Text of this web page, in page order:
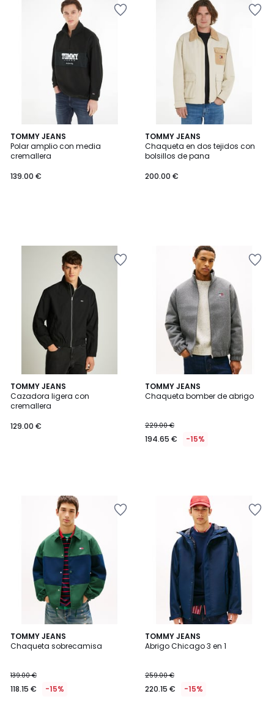
TOMMY JEANS
Polar amplio con media
cremallera
€.
139.00 €
TOMMY JEANS
Chaqueta en dos tejidos con
bolsillos de pana
200.00 €
TOMMY JEANS
Cazadora ligera con
cremallera
129.00 €
TOMMY JEANS
Chaqueta bomber de abrigo
229.00 €
194.65 € -15%
TOMMY JEANS
Chaqueta sobrecamisa
139.00 €
118.15 € -15%
TOMMY JEANS
Abrigo Chicago 3 en 1
259.00 €
220.15 € -15%